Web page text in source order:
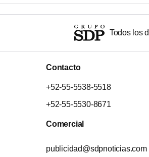
Todos los
Contacto
+52-55-5538-5518
+52-55-5530-8671
Comercial
publicidad@sdpnoticias.com